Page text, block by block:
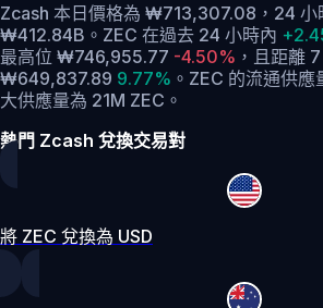
Zcash 本日價格為 ₩713,307.08，24 小
₩412.84B。ZEC 在過去 24 小時內
最高位 ₩746,955.77 -4.50% ， 且距離
₩649,837.89 9.77% 。 ZEC 的流通供應
大供應量為 21M ZEC。
熱門 Zcash 兌換交易對
將 ZEC 兌換為 USD